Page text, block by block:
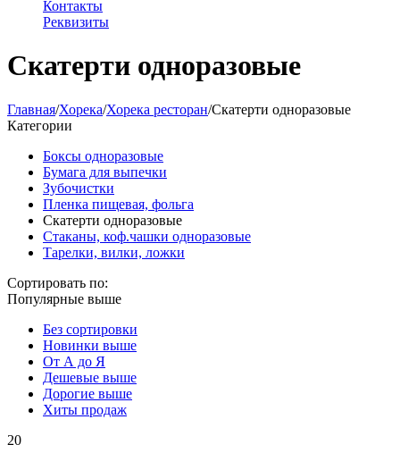
Контакты
Реквизиты
Скатерти одноразовые
Главная/Хорека/Хорека ресторан/Скатерти одноразовые
Категории
Боксы одноразовые
Бумага для выпечки
Зубочистки
Пленка пищевая, фольга
Скатерти одноразовые
Стаканы, коф.чашки одноразовые
Тарелки, вилки, ложки
Сортировать по:
Популярные выше
Без сортировки
Новинки выше
От А до Я
Дешевые выше
Дорогие выше
Хиты продаж
20